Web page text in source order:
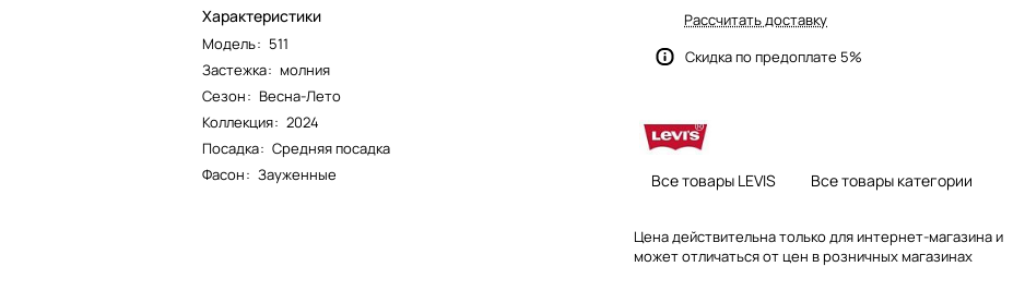
Характеристики
Модель: 511
Застежка: молния
Сезон: Весна-Лето
Коллекция: 2024
Посадка: Средняя посадка
Фасон: Зауженные
Рассчитать доставку
Скидка по предоплате 5%
Все товары LEVIS Все товары категории
Цена действительна только для интернет-магазина и
может отличаться от цен в розничных магазинах